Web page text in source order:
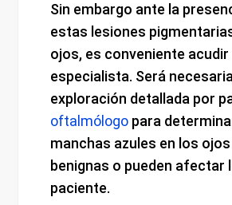
Sin embargo ante la
estas lesiones
ojos, es conveniente acudir
especialista. Será
exploración detallada por
oftalmólogo para
manchas azules en los
benignas o pueden afectar
paciente.